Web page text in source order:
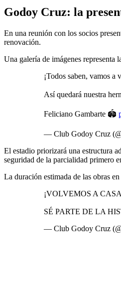
Godoy Cruz: la
En una reunión con los socios
renovación.
Una galería de imágenes representa
¡Todos saben, vamos a
Así quedará nuestra
Feliciano Gambarte 🏟
— Club Godoy Cruz
El estadio priorizará una estructura
seguridad de la parcialidad primero
La duración estimada de las obras
¡VOLVEMOS A
SÉ PARTE DE LA
— Club Godoy Cruz